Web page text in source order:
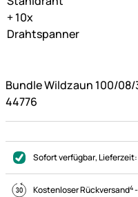
Bundle Wildzaun 100/08/
44776
Sofort verfügbar, Lieferzeit:
Kostenloser Rückversand4-